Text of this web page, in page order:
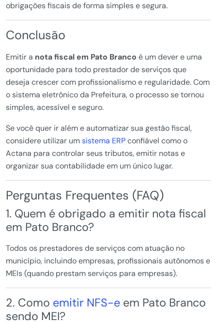
obrigações fiscais de forma simples e segura.
Conclusão
Emitir a nota fiscal em Pato Branco é um dever e uma
oportunidade para todo prestador de serviços que
deseja crescer com profissionalismo e regularidade. Com
o sistema eletrônico da Prefeitura, o processo se tornou
simples, acessível e seguro.
Se você quer ir além e automatizar sua gestão fiscal,
considere utilizar umsistema ERPconfiável como o
Actana para controlar seus tributos, emitir notas e
organizar sua contabilidade em um único lugar.
Perguntas Frequentes (FAQ)
1. Quem é obrigado a emitir nota fiscal
em Pato Branco?
Todos os prestadores de serviços com atuação no
município, incluindo empresas, profissionais autônomos e
MEIs (quando prestam serviços para empresas).
2. Como emitir NFS-e em Pato Branco
sendo MEI?